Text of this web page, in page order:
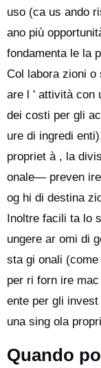
uso (ca us ando
ano più
fondamenta le la
Col labora zioni o
are l ' attività con
dei costi per gli
ure di ingredi
propriet à , la
onale— preven
og hi di destina
Inoltre facili ta lo
ungere ar omi di
sta gi onali
per ri forn ire
ente per gli
una sing ola
Quando